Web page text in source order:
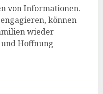
von Informationen.
können
wieder
Hoffnung